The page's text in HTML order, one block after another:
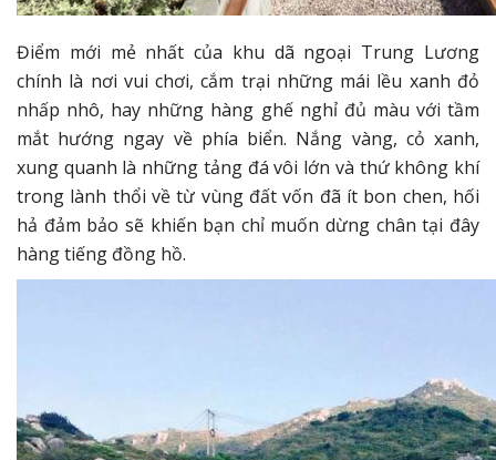
Điểm mới mẻ nhất của khu dã ngoại Trung Lương
chính là nơi vui chơi, cắm trại những mái lều xanh đỏ
nhấp nhô, hay những hàng ghế nghỉ đủ màu với tầm
mắt hướng ngay về phía biển. Nắng vàng, cỏ xanh,
xung quanh là những tảng đá vôi lớn và thứ không khí
trong lành thổi về từ vùng đất vốn đã ít bon chen, hối
hả đảm bảo sẽ khiến bạn chỉ muốn dừng chân tại đây
hàng tiếng đồng hồ.